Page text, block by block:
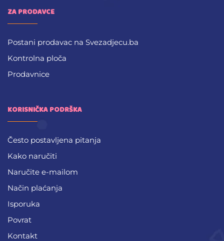
ZA PRODAVCE
Postani prodavac na Svezadjecu.ba
Kontrolna ploča
Prodavnice
KORISNIČKA PODRŠKA
Često postavljena pitanja
Kako naručiti
Naručite e-mailom
Način plaćanja
Isporuka
Povrat
Kontakt